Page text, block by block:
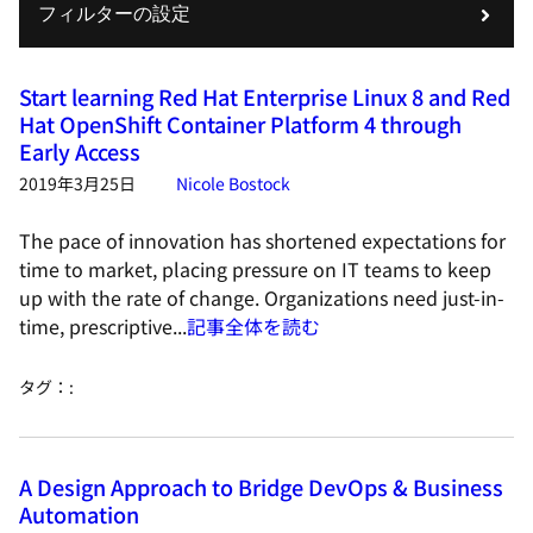
フィルターの設定
Start learning Red Hat Enterprise Linux 8 and Red
Hat OpenShift Container Platform 4 through
Early Access
2019年3月25日 Nicole Bostock
The pace of innovation has shortened expectations for
time to market, placing pressure on IT teams to keep
up with the rate of change. Organizations need just-in-
time, prescriptive...記事全体を読む
タグ： :
A Design Approach to Bridge DevOps & Business
Automation